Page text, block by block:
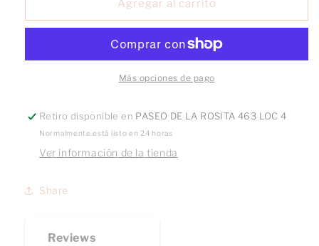
Pajaro
Charm
Pajaro
Sombrero
Agregar al carrito
Más opciones de pago
Retiro disponible en PASEO DE LA ROSITA 463 LOC 4
Normalmente está listo en 24 horas
Ver información de la tienda
Share
Reviews